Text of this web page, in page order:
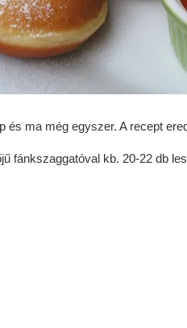
és ma még egyszer. A recept
kb. 20-22 db